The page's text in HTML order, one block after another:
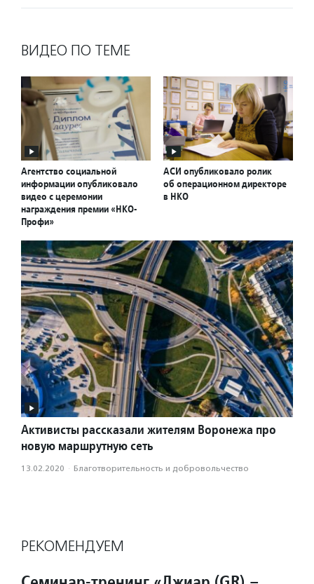
ВИДЕО ПО ТЕМЕ
Агентство социальной
информации опубликовало
видео с церемонии
награждения премии «НКО-
Профи»
АСИ опубликовало ролик
об операционном директоре
в НКО
Активисты рассказали жителям Воронежа про
новую маршрутную сеть
13.02.2020 · Благотвори­тель­ность и доброволь­чест­во
РЕКОМЕНДУЕМ